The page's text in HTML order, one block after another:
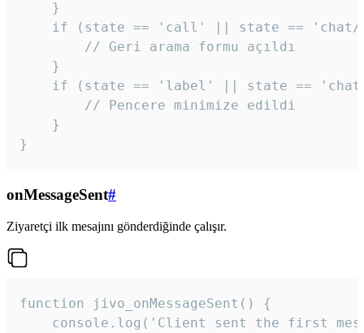
    }
if (state == 'call' || state ==
        // Geri arama formu açıldı
    }
if (state == 'label' || state ==
        // Pencere minimize edildi
    }
}
onMessageSent#
Ziyaretçi ilk mesajını gönderdiğinde çalışır.
function jivo_onMessageSent() {
console.log('Client sent the first